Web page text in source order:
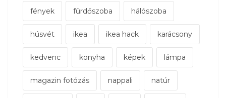
fények fürdőszoba hálószoba
húsvét ikea ikea hack karácsony
kedvenc konyha képek lámpa
magazin fotózás nappali natúr